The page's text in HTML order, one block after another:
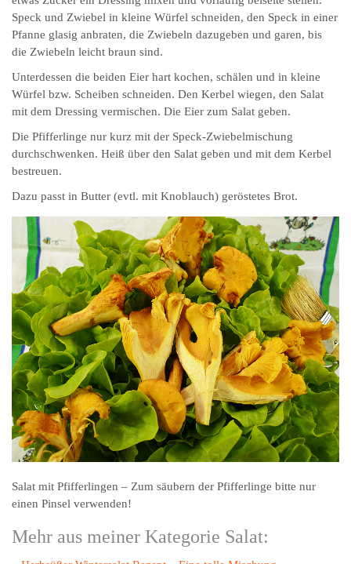
Speck und Zwiebel in kleine Würfel schneiden, den Speck in einer
Pfanne glasig anbraten, die Zwiebeln dazugeben und garen, bis
die Zwiebeln leicht braun sind.
Unterdessen die beiden Eier hart kochen, schälen und in kleine
Würfel bzw. Scheiben schneiden. Den Kerbel wiegen, den Salat
mit dem Dressing vermischen. Die Eier zum Salat geben.
Die Pfifferlinge nur kurz mit der Speck-Zwiebelmischung
durchschwenken. Heiß über den Salat geben und mit dem Kerbel
bestreuen.
Dazu passt in Butter (evtl. mit Knoblauch) geröstetes Brot.
Salat mit Pfifferlingen – Zum säubern der Pfifferlinge bitte nur
einen Pinsel verwenden!
Mehr aus meiner Kategorie Salat: